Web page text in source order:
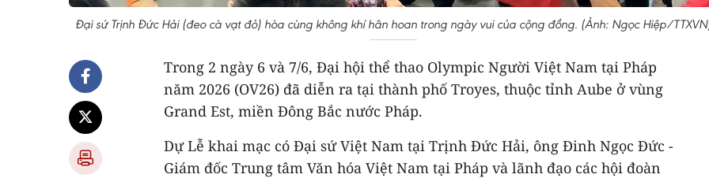
Đại sứ Trịnh Đức Hải (đeo cà vạt đỏ) hòa cùng không khí hân hoan trong ngày vui của cộng đồng. (Ảnh: Ngọc Hiệp/
Trong 2 ngày 6 và 7/6, Đại hội thể thao Olympic Người Việt Nam tại Pháp
năm 2026 (OV26) đã diễn ra tại thành phố Troyes, thuộc tỉnh Aube ở vùng
Grand Est, miền Đông Bắc nước Pháp.
Dự Lễ khai mạc có Đại sứ Việt Nam tại Trịnh Đức Hải, ông Đinh Ngọc Đức -
Giám đốc Trung tâm Văn hóa Việt Nam tại Pháp và lãnh đạo các hội đoàn